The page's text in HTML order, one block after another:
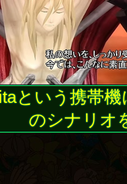
という携帯
のシナリオ